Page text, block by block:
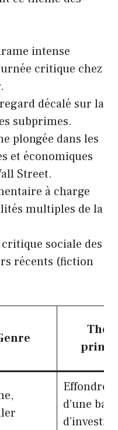
intense
critique chez
décalé sur la
subprimes.
plongée dans les
et économiques
Street.
à charge
multiples de la
sociale des
récents (fiction
d’une